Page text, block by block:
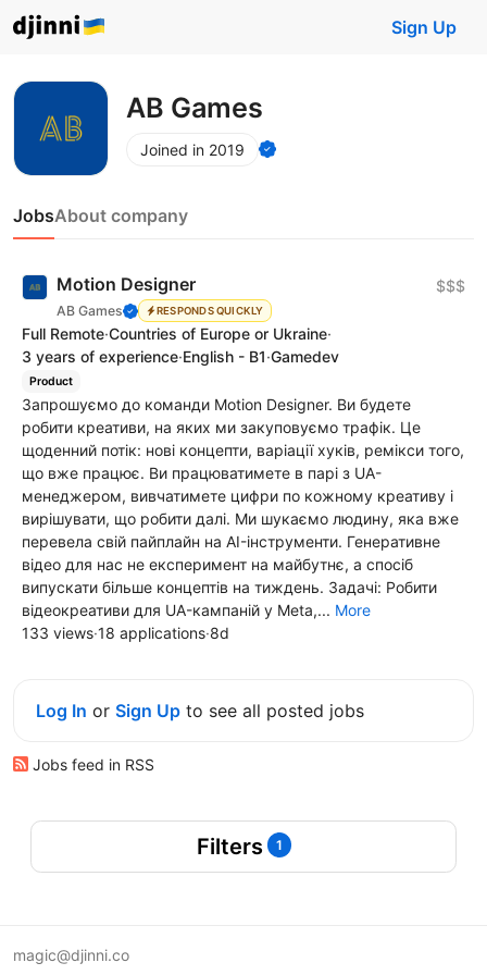
Sign Up
AB Games
Joined in 2019
JobsAbout company
Motion Designer
AB Games RESPONDS QUICKLY
$$$
Full Remote·Countries of Europe or Ukraine·
3 years of experience·English - B1·Gamedev
Product
Запрошуємо до команди Motion Designer. Ви будете
робити креативи, на яких ми закуповуємо трафік. Це
щоденний потік: нові концепти, варіації хуків, ремікси того,
що вже працює. Ви працюватимете в парі з UA-
менеджером, вивчатимете цифри по кожному креативу і
вирішувати, що робити далі. Ми шукаємо людину, яка вже
перевела свій пайплайн на AI-інструменти. Генеративне
відео для нас не експеримент на майбутнє, а спосіб
випускати більше концептів на тиждень. Задачі: Робити
відеокреативи для UA-кампаній у Meta,... More
133 views·18 applications·8d
Log In or Sign Up to see all posted jobs
Jobs feed in RSS
Filters 1
magic@djinni.co